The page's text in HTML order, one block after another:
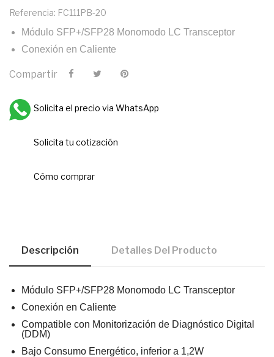
Referencia: FC111PB-20
Módulo SFP+/SFP28 Monomodo LC Transceptor
Conexión en Caliente
Compartir
Solicita el precio via WhatsApp
Solicita tu cotización
Cómo comprar
Descripción Detalles Del Producto
Módulo SFP+/SFP28 Monomodo LC Transceptor
Conexión en Caliente
Compatible con Monitorización de Diagnóstico Digital
(DDM)
Bajo Consumo Energético, inferior a 1,2W